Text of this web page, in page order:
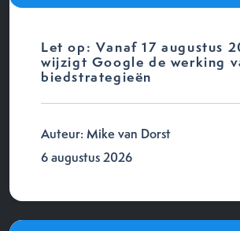
Let op: Vanaf 17 augustus
wijzigt Google de werking
biedstrategieën
Auteur: Mike van Dorst
6 augustus 2026